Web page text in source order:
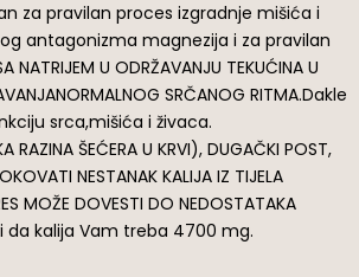
za pravilan proces izgradnje mišića i
antagonizma magnezija i za pravilan
U ODRŽAVANJU TEKUĆINA U
SRČANOG RITMA.Dakle
srca,mišića i živaca.
RAZINA ŠEĆERA U KRVI), DUGAČKI POST,
NESTANAK KALIJA IZ TIJELA
MOŽE DOVESTI DO NEDOSTATAKA
da kalija Vam treba 4700 mg.